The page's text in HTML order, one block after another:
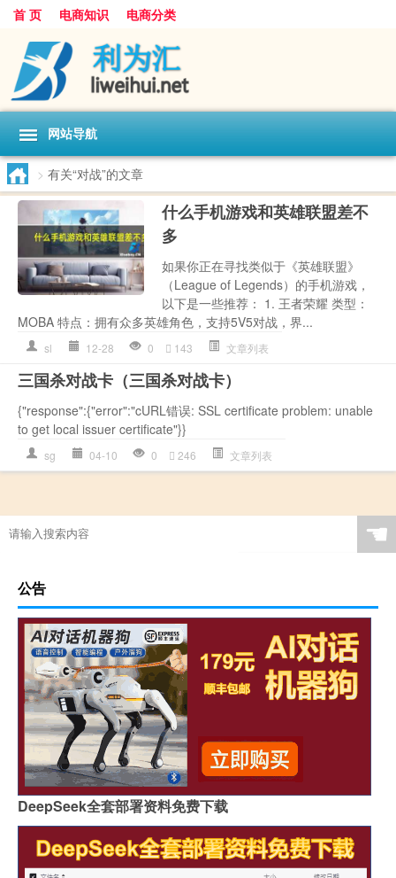
首 页 电商知识 电商分类
网站导航
> 有关“对战”的文章
什么手机游戏和英雄联盟差不
多
如果你正在寻找类似于《英雄联盟》
（League of Legends）的手机游戏，
以下是一些推荐： 1. 王者荣耀 类型：
MOBA 特点：拥有众多英雄角色，支持5V5对战，界...
sl 12-28 0 143 文章列表
三国杀对战卡（三国杀对战卡）
{"response":{"error":"cURL错误: SSL certificate problem: unable
to get local issuer certificate"}}
sg 04-10 0 246 文章列表
☚
公告
DeepSeek全套部署资料免费下载